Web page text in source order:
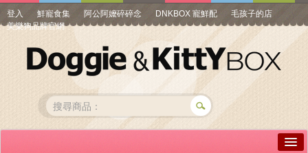
登入 鮮寵食集 阿公阿嬤碎碎念 DNKBOX 寵鮮配
毛孩子的店
美樂狗品牌官網